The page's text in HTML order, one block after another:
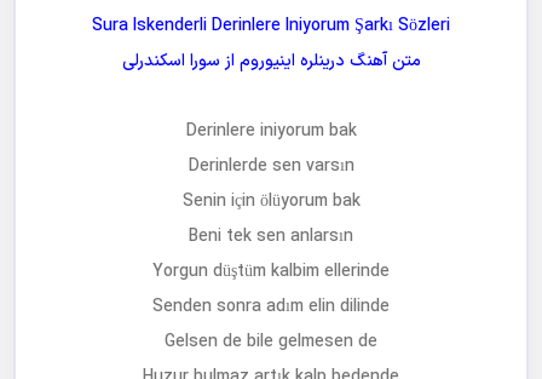
Sura Iskenderli Derinlere Iniyorum Şarkı Sözleri
متن آهنگ درینلره اینیوروم از سورا اسکندرلی
Derinlere iniyorum bak
Derinlerde sen varsın
Senin için ölüyorum bak
Beni tek sen anlarsın
Yorgun düştüm kalbim ellerinde
Senden sonra adım elin dilinde
Gelsen de bile gelmesen de